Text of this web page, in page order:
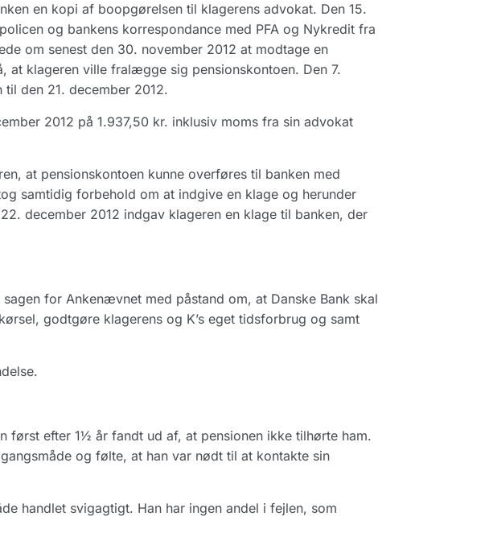
en kopi af boopgørelsen til klagerens advokat. Den 15.
og bankens korrespondance med PFA og Nykredit fra
om senest den 30. november 2012 at modtage en
klageren ville fralægge sig pensionskontoen. Den 7.
den 21. december 2012.
2012 på 1.937,50 kr. inklusiv moms fra sin advokat
at pensionskontoen kunne overføres til banken med
samtidig forbehold om at indgive en klage og herunder
december 2012 indgav klageren en klage til banken, der
for Ankenævnet med påstand om, at Danske Bank skal
godtgøre klagerens og K’s eget tidsforbrug og samt
først efter 1½ år fandt ud af, at pensionen ikke tilhørte ham.
og følte, at han var nødt til at kontakte sin
handlet svigagtigt. Han har ingen andel i fejlen, som